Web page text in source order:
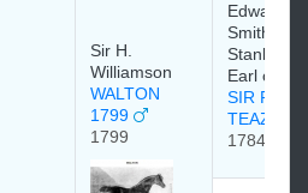
Sir H.
Williamson
WALTON
1799
1799
Edward
Smith-
Stanley,
Earl of
SIR
TEAZLE
1784